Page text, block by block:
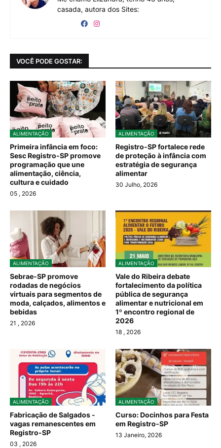
casada, autora dos Sites:
VOCÊ PODE GOSTAR:
ALIMENTAÇÃO
Primeira infância em foco:
Sesc Registro-SP promove
programação que une
alimentação, ciência,
cultura e cuidado
05 , 2026
ALIMENTAÇÃO
Registro-SP fortalece rede
de proteção à infância com
estratégia de segurança
alimentar
30 Julho, 2026
ALIMENTAÇÃO
Sebrae-SP promove
rodadas de negócios
virtuais para segmentos de
moda, calçados, alimentos e
bebidas
21 , 2026
ALIMENTAÇÃO
Vale do Ribeira debate
fortalecimento da política
pública de segurança
alimentar e nutricional em
1º encontro regional de
2026
18 , 2026
ALIMENTAÇÃO
Fabricação de Salgados -
vagas remanescentes em
Registro-SP
03 , 2026
ALIMENTAÇÃO
Curso: Docinhos para Festa
em Registro-SP
13 Janeiro, 2026